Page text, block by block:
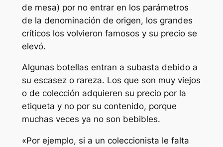
de mesa) por no entrar en los parámetros
de la denominación de origen, los grandes
críticos los volvieron famosos y su precio se
elevó.
Algunas botellas entran a subasta debido a
su escasez o rareza. Los que son muy viejos
o de colección adquieren su precio por la
etiqueta y no por su contenido, porque
muchas veces ya no son bebibles.
«Por ejemplo, si a un coleccionista le falta